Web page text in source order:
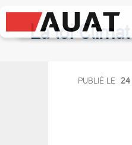
La loi
L
PUBLIÉ LE 24